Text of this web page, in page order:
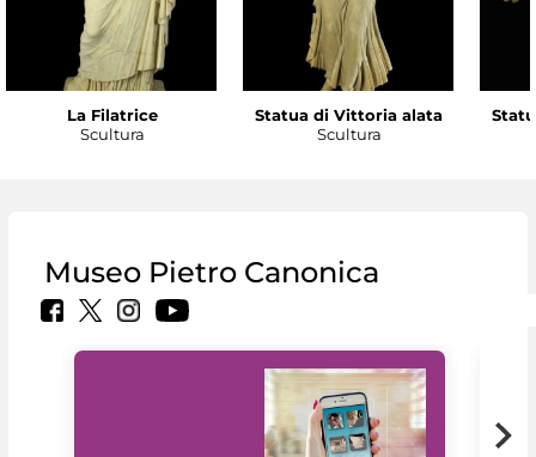
La Filatrice
Scultura
Statua di Vittoria alata
Scultura
Museo Pietro Canonica